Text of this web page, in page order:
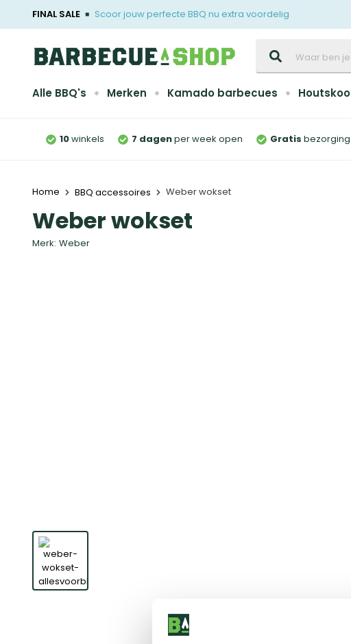
FINAL SALE Scoor jouw perfecte BBQ nu extra voordelig
Alle BBQ's Merken Kamado barbecues
10winkels 7 dagenper week open Gratis
Home BBQ accessoires Weber wokset
Weber wokset
Merk: Weber